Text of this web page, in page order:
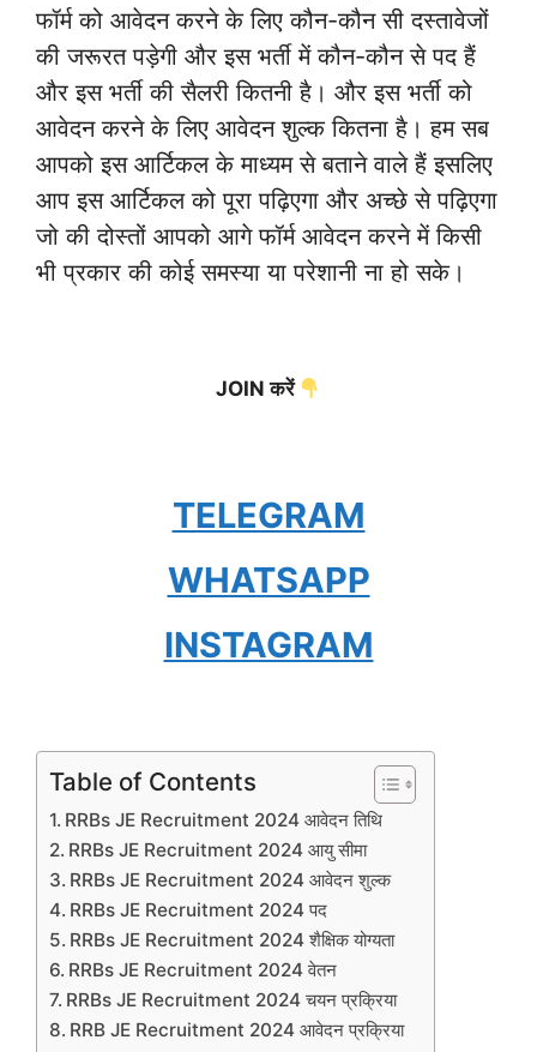
फॉर्म को आवेदन करने के लिए कौन-कौन सी दस्तावेजों
की जरूरत पड़ेगी और इस भर्ती में कौन-कौन से पद हैं
और इस भर्ती की सैलरी कितनी है। और इस भर्ती को
आवेदन करने के लिए आवेदन शुल्क कितना है। हम सब
आपको इस आर्टिकल के माध्यम से बताने वाले हैं इसलिए
आप इस आर्टिकल को पूरा पढ़िएगा और अच्छे से पढ़िएगा
जो की दोस्तों आपको आगे फॉर्म आवेदन करने में किसी
भी प्रकार की कोई समस्या या परेशानी ना हो सके।
JOIN करें
TELEGRAM
WHATSAPP
INSTAGRAM
Table of Contents
RRBs JE Recruitment 2024 आवेदन तिथि
RRBs JE Recruitment 2024 आयु सीमा
RRBs JE Recruitment 2024 आवेदन शुल्क
RRBs JE Recruitment 2024 पद
RRBs JE Recruitment 2024 शैक्षिक योग्यता
RRBs JE Recruitment 2024 वेतन
RRBs JE Recruitment 2024 चयन प्रक्रिया
RRB JE Recruitment 2024 आवेदन प्रक्रिया